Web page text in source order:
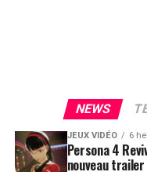
NEWS
JEUX VIDÉO 6
Persona 4
nouveau trailer